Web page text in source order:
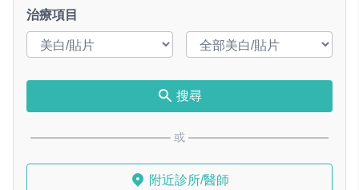
治療項目
搜尋
或
附近診所/醫師